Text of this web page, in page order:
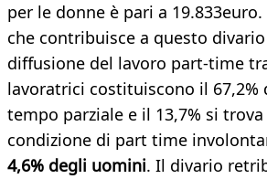
per le donne è pari a
che contribuisce a questo
diffusione del lavoro part-time
lavoratrici costituiscono il 67,2%
tempo parziale e il 13,7% si
condizione di part time
4,6% degli uomini. Il divario